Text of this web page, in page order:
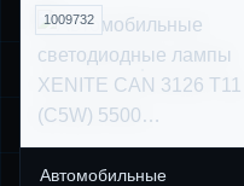
1009732
Автомобильные